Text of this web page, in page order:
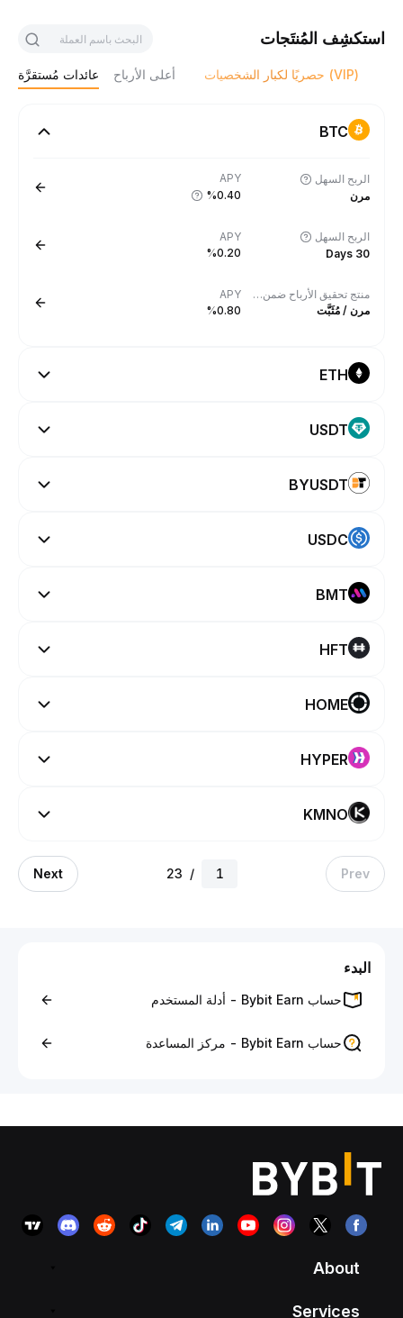
استكشِف المُنتَجات
عائدات مُستقرَّة أعلى الأرباح حصريًا لكبار الشخصيات (VIP)
BTC
الربح السهل
مرن
APY
%0.40
الربح السهل
30 Days
APY
%0.20
منتج تحقيق الأرباح ضمن الشبكة (On-chain Earn)
مرن / مُثَبَّت
APY
%0.80
ETH
USDT
BYUSDT
USDC
BMT
HFT
HOME
HYPER
KMNO
Prev
/
23
Next
البدء
حساب Bybit Earn - أدلة المستخدم
حساب Bybit Earn - مركز المساعدة
About
Services